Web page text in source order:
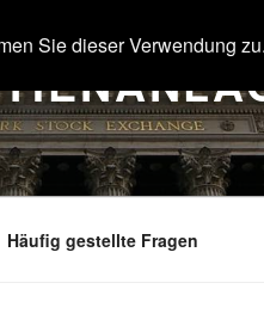
Häufig gestellte Fragen
Sie dieser Verwendung zu.